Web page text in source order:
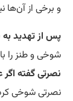
و برخی از آن‌ها
پس از تهدید
شوخی و طنز را
نصرتی گفته
نصرتی شوخی